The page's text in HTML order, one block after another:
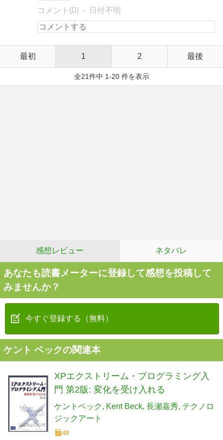
コメント(0) 日付不明
最初 1 2 最後
全21件中 1-20 件を表示
感想レビュー ネタバレ
あなたも読書メーターに登録して感想を投稿して
みませんか？
今すぐ登録する（無料）
ケント ベックの関連本
XPエクストリーム・プログラミング入
門 第2版: 変化を受け入れる
ケントベック Kent Beck 長瀬嘉秀 テクノロ
ジックアート
49